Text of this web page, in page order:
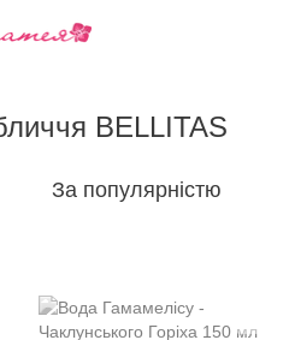
BELLITAS
За популярністю